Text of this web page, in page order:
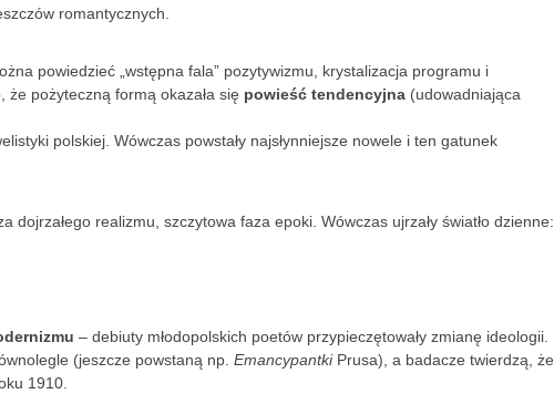
romantycznych.
powiedzieć „wstępna fala” pozytywizmu, krystalizacja programu i
że pożyteczną formą okazała się powieść tendencyjna (udowadniająca
polskiej. Wówczas powstały najsłynniejsze nowele i ten gatunek
dojrzałego realizmu, szczytowa faza epoki. Wówczas ujrzały światło dzienne:
– debiuty młodopolskich poetów przypieczętowały zmianę ideologii.
(jeszcze powstaną np. EmancypantkiPrusa), a badacze twierdzą, że
1910.